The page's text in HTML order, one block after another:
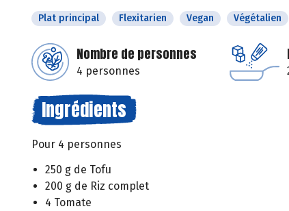
Plat principal Flexitarien Vegan Végétalien
Nombre de personnes
4 personnes
Ingrédients
Pour 4 personnes
250 g de Tofu
200 g de Riz complet
4 Tomate